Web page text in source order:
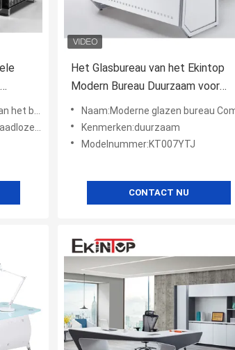
stikken
Het Glasbureau van het Ekintop
Modern Bureau Duurzaam voor
Officeworks-OEM
Naam:Moderne glazen bureau Computer
Kenmerken:duurzaam
Modelnummer:KT007YTJ
CONTACT NU